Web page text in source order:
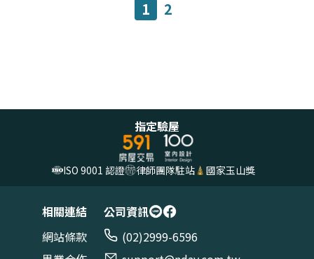
1 2
指定驗屋
ISO 9001 認證 律師團隊駐站 國家玉山獎
相關連結
網站條款
公司資訊
(02)2999-6596